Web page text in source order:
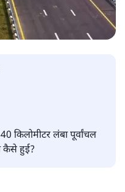
किलोमीटर लंबा पूर्वांचल
कैसे हुई?